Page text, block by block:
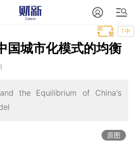
T中
国城市化模式的均衡
the Equilibrium of China's
原图